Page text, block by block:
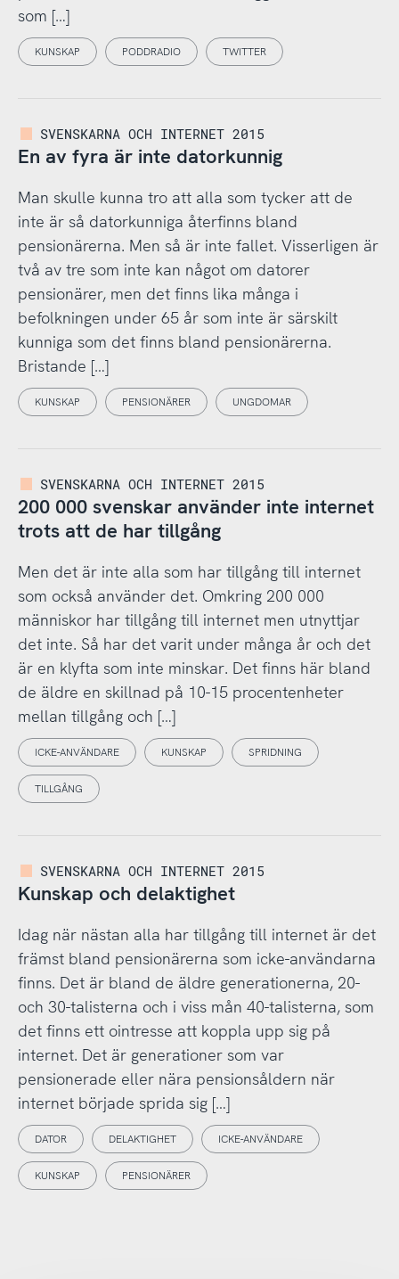
som […]
KUNSKAP PODDRADIO TWITTER
SVENSKARNA OCH INTERNET 2015
En av fyra är inte datorkunnig
Man skulle kunna tro att alla som tycker att de
inte är så datorkunniga återfinns bland
pensionärerna. Men så är inte fallet. Visserligen är
två av tre som inte kan något om datorer
pensionärer, men det finns lika många i
befolkningen under 65 år som inte är särskilt
kunniga som det finns bland pensionärerna.
Bristande […]
KUNSKAP PENSIONÄRER UNGDOMAR
SVENSKARNA OCH INTERNET 2015
200 000 svenskar använder inte internet
trots att de har tillgång
Men det är inte alla som har tillgång till internet
som också använder det. Omkring 200 000
människor har tillgång till internet men utnyttjar
det inte. Så har det varit under många år och det
är en klyfta som inte minskar. Det finns här bland
de äldre en skillnad på 10-15 procentenheter
mellan tillgång och […]
ICKE-ANVÄNDARE KUNSKAP SPRIDNING
TILLGÅNG
SVENSKARNA OCH INTERNET 2015
Kunskap och delaktighet
Idag när nästan alla har tillgång till internet är det
främst bland pensionärerna som icke-användarna
finns. Det är bland de äldre generationerna, 20-
och 30-talisterna och i viss mån 40-talisterna, som
det finns ett ointresse att koppla upp sig på
internet. Det är generationer som var
pensionerade eller nära pensionsåldern när
internet började sprida sig […]
DATOR DELAKTIGHET ICKE-ANVÄNDARE
KUNSKAP PENSIONÄRER